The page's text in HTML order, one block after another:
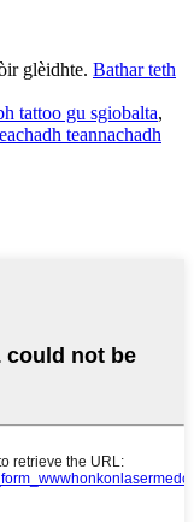
glèidhte. Bathar teth
tattoo gu sgiobalta,
teannachadh